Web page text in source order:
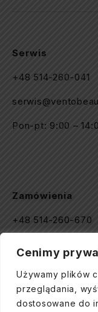
Cenimy
Używamy plików
przeglądania,
dostosowane do
Zamówienia
+48 514-260-670
Pon-pt: 9:00 –
Serwis
+48 514-260-041
Pon-pt: 9:00 –